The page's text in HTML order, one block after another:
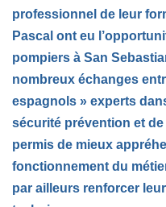
professionnel de leur
Pascal ont eu
pompiers à San
nombreux échanges
espagnols » experts
sécurité prévention et
permis de mieux
fonctionnement du
par ailleurs renforcer